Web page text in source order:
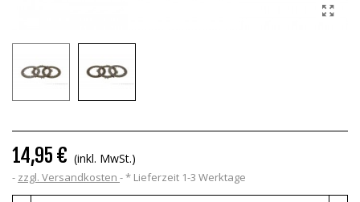
14,95 € (inkl. MwSt.)
zzgl. Versandkosten * Lieferzeit 1-3 Werktage